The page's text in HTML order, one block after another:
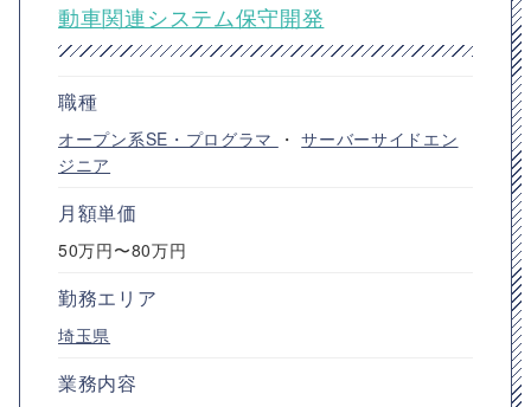
動車関連システム保守開発
職種
オープン系SE・プログラマ ・サーバーサイドエン
ジニア
月額単価
50万円〜80万円
勤務エリア
埼玉県
業務内容